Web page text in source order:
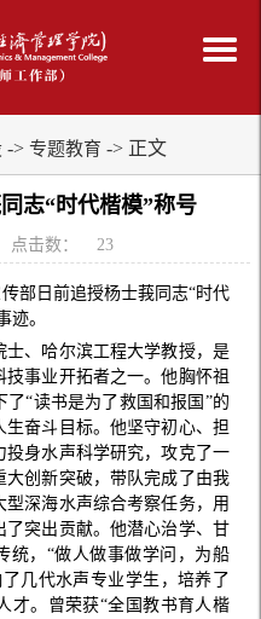
-> 专题教育 -> 正文
志“时代楷模”称号
点击数： 23
部日前追授杨士莪同志“时代
迹。
、哈尔滨工程大学教授，是
事业开拓者之一。他胸怀祖
“读书是为了救国和报国”的
奋斗目标。他坚守初心、担
身水声科学研究，攻克了一
创新突破，带队完成了由我
深海水声综合考察任务，用
突出贡献。他潜心治学、甘
统，“做人做事做学问，为船
几代水声专业学生，培养了
才。曾荣获“全国教书育人楷